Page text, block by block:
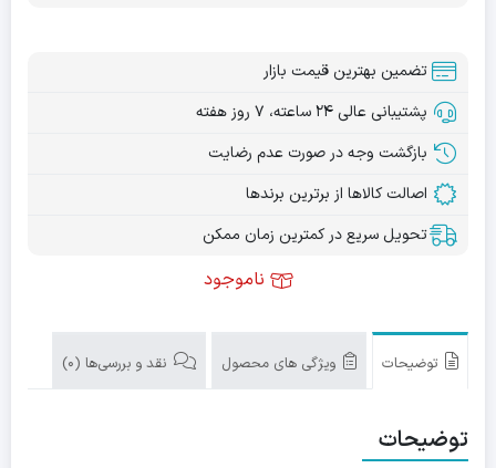
تضمین بهترین قیمت بازار
پشتیبانی عالی ۲۴ ساعته، ۷ روز هفته
بازگشت وجه در صورت عدم رضایت
اصالت کالاها از برترین برندها
تحویل سریع در کمترین زمان ممکن
ناموجود
توضیحات ویژگی های محصول نقد و بررسی‌ها (0)
توضیحات